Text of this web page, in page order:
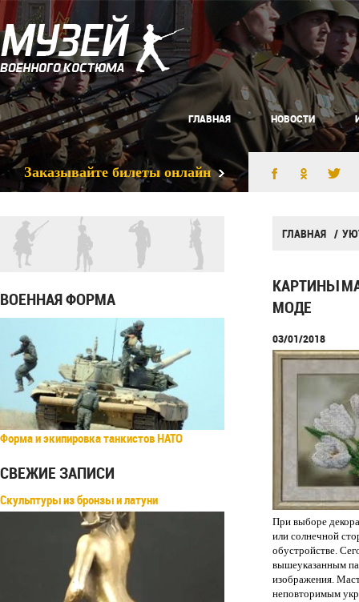
ГЛАВНАЯ НОВОСТИ
Заказывайте билеты онлайн
ВОЕННАЯ ФОРМА
Форма и экипировка танкистов НАТО
СВЕЖИЕ ЗАПИСИ
Скульптуры из бронзы и латуни
ГЛАВНАЯ
КАРТИНЫ
МОДЕ
03/01/2018
При выборе
или солнечной
обустройстве.
вышеуказанным
изображения.
неповторимым